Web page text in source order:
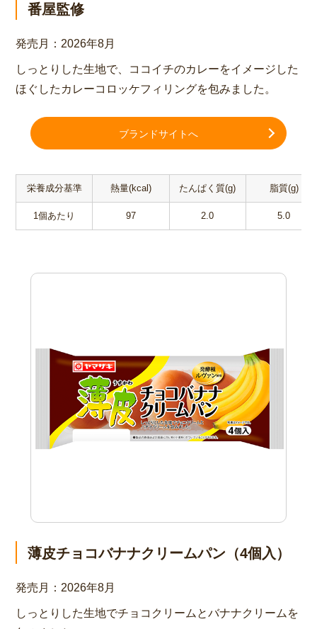
番屋監修
発売月： 2026年8月
しっとりした生地で、ココイチのカレーをイメージした
ほぐしたカレーコロッケフィリングを包みました。
ブランドサイトへ
栄養成分基準
1個あたり
熱量(kcal)
97
たんぱく質(g)
2.0
脂質(g)
5.0
薄皮チョコバナナクリームパン（4個入）
発売月： 2026年8月
しっとりした生地でチョコクリームとバナナクリームを